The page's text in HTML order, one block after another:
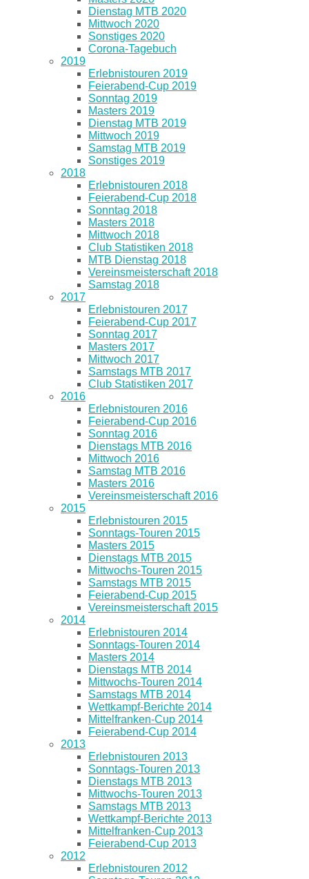
Dienstag MTB 2020
Mittwoch 2020
Sonstiges 2020
Corona-Tagebuch
2019
Erlebnistouren 2019
Feierabend-Cup 2019
Sonntag 2019
Masters 2019
Dienstag MTB 2019
Mittwoch 2019
Samstag MTB 2019
Sonstiges 2019
2018
Erlebnistouren 2018
Feierabend-Cup 2018
Sonntag 2018
Masters 2018
Mittwoch 2018
Club Statistiken 2018
MTB Dienstag 2018
Vereinsmeisterschaft 2018
Samstag 2018
2017
Erlebnistouren 2017
Feierabend-Cup 2017
Sonntag 2017
Masters 2017
Mittwoch 2017
Samstags MTB 2017
Club Statistiken 2017
2016
Erlebnistouren 2016
Feierabend-Cup 2016
Sonntag 2016
Dienstags MTB 2016
Mittwoch 2016
Samstag MTB 2016
Masters 2016
Vereinsmeisterschaft 2016
2015
Erlebnistouren 2015
Sonntags-Touren 2015
Masters 2015
Dienstags MTB 2015
Mittwochs-Touren 2015
Samstags MTB 2015
Feierabend-Cup 2015
Vereinsmeisterschaft 2015
2014
Erlebnistouren 2014
Sonntags-Touren 2014
Masters 2014
Dienstags MTB 2014
Mittwochs-Touren 2014
Samstags MTB 2014
Wettkampf-Berichte 2014
Mittelfranken-Cup 2014
Feierabend-Cup 2014
2013
Erlebnistouren 2013
Sonntags-Touren 2013
Dienstags MTB 2013
Mittwochs-Touren 2013
Samstags MTB 2013
Wettkampf-Berichte 2013
Mittelfranken-Cup 2013
Feierabend-Cup 2013
2012
Erlebnistouren 2012